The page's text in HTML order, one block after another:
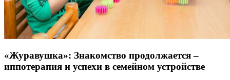
«Журавушка»: Знакомство продолжается –
иппотерапия и успехи в семейном устройстве